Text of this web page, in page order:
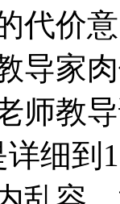
代价
导家
师教
细到